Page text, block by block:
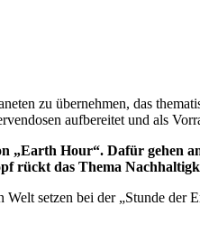
zu übernehmen, das
aufbereitet und als
Hour“. Dafür gehen
rückt das Thema
setzen bei der „Stunde